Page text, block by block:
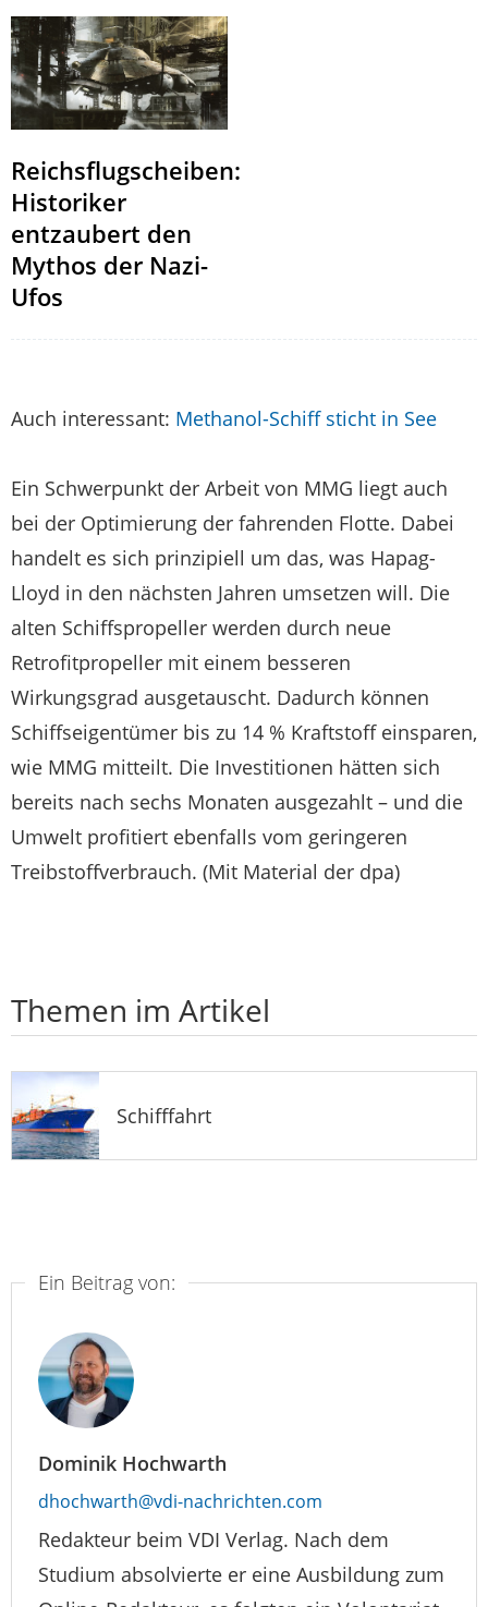
Reichsflugscheiben:
Historiker
entzaubert den
Mythos der Nazi-
Ufos
Auch interessant: Methanol-Schiff sticht in See
Ein Schwerpunkt der Arbeit von MMG liegt auch
bei der Optimierung der fahrenden Flotte. Dabei
handelt es sich prinzipiell um das, was Hapag-
Lloyd in den nächsten Jahren umsetzen will. Die
alten Schiffspropeller werden durch neue
Retrofitpropeller mit einem besseren
Wirkungsgrad ausgetauscht. Dadurch können
Schiffseigentümer bis zu 14 % Kraftstoff einsparen,
wie MMG mitteilt. Die Investitionen hätten sich
bereits nach sechs Monaten ausgezahlt – und die
Umwelt profitiert ebenfalls vom geringeren
Treibstoffverbrauch. (Mit Material der dpa)
Themen im Artikel
Schifffahrt
Ein Beitrag von:
Dominik Hochwarth
dhochwarth@vdi-nachrichten.com
Redakteur beim VDI Verlag. Nach dem
Studium absolvierte er eine Ausbildung zum